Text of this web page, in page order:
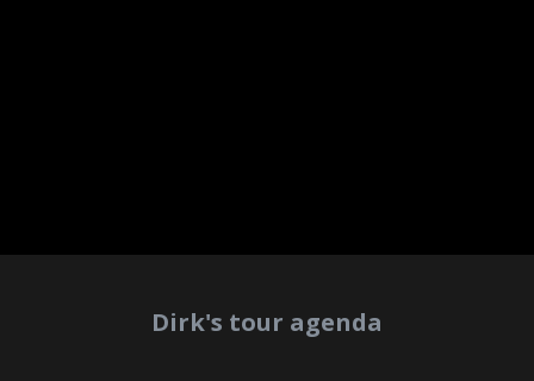
Dirk's tour agenda